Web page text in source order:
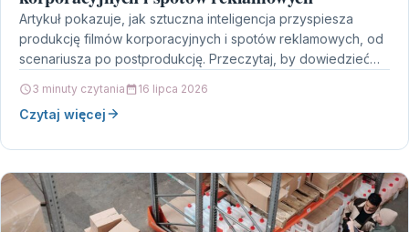
Artykuł pokazuje, jak sztuczna inteligencja przyspiesza
produkcję filmów korporacyjnych i spotów reklamowych, od
scenariusza po postprodukcję. Przeczytaj, by dowiedzieć
3 minuty czytania 16 lipca 2026
Czytaj więcej